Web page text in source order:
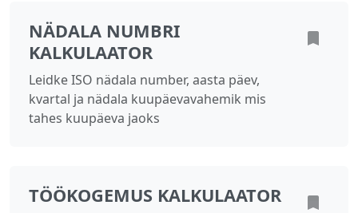
NÄDALA NUMBRI
KALKULAATOR
Leidke ISO nädala number, aasta päev,
kvartal ja nädala kuupäevavahemik mis
tahes kuupäeva jaoks
TÖÖKOGEMUS KALKULAATOR